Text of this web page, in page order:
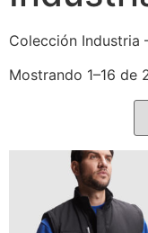
Colección Industria
Mostrando 1–16 de